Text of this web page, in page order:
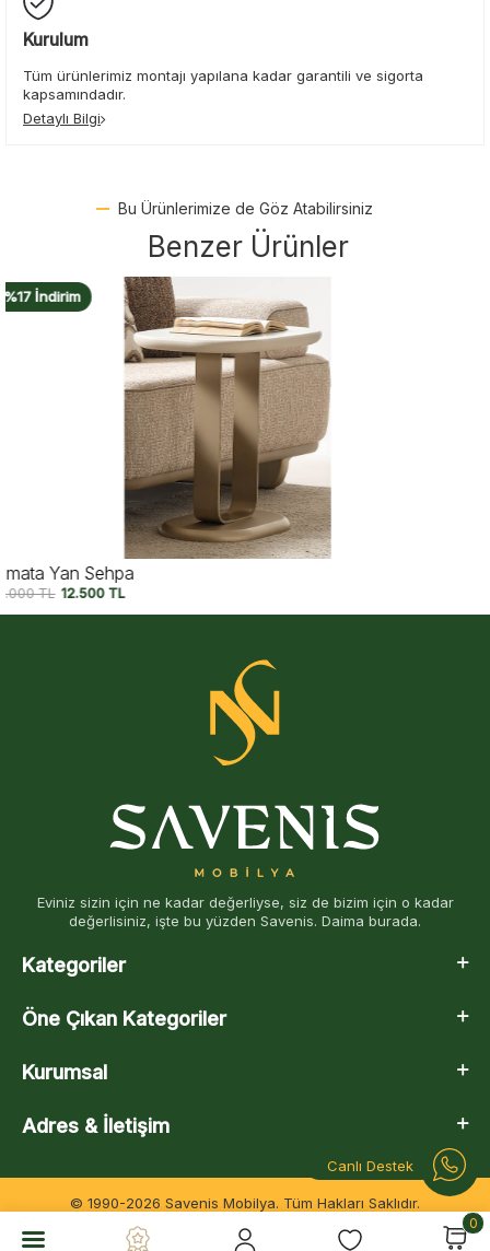
Canlı Destek
0
Kurulum
Tüm ürünlerimiz montajı yapılana kadar garantili ve sigorta
kapsamındadır.
Detaylı Bilgi
Bu Ürünlerimize de Göz Atabilirsiniz
Benzer Ürünler
%15 İndirim
Utopia Ceviz Yan Sehpa
20.950 TL 17.750TL
Eviniz sizin için ne kadar değerliyse, siz de bizim için o kadar
değerlisiniz, işte bu yüzden Savenis. Daima burada.
Kategoriler
Öne Çıkan Kategoriler
Kurumsal
Adres & İletişim
© 1990-2026 Savenis Mobilya. Tüm Hakları Saklıdır.
-Soft